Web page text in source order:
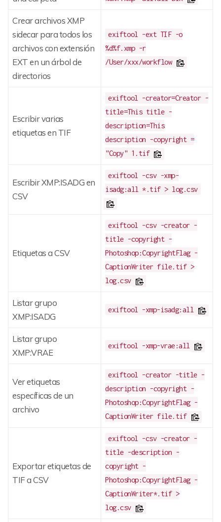
Crear archivos XMP
sidecar para todos los
archivos con extensión
EXT en un árbol de
directorios
exiftool -ext TIF -o
%d%f.xmp -r
/User/xxx/workflow
Escribir varias
etiquetas en TIF
exiftool -creator=Creator -
title=This title -
description=This
description -copyright =
"Copy" 1.tif
Escribir XMP:ISADG en
CSV
exiftool -csv -xmp-
isadg:all *.tif > log.csv
Etiquetas a CSV
exiftool -csv -creator -
title -copyright -
Photoshop:CopyrightFlag -
CaptionWriter file.tif >
log.csv
Listar grupo
XMP:ISADG
exiftool -xmp-isadg:all
Listar grupo
XMP:VRAE
exiftool -xmp-vrae:all
Ver etiquetas
específicas de un
archivo
exiftool -creator -title -
description -copyright -
Photoshop:CopyrightFlag -
CaptionWriter file.tif
Exportar etiquetas de
TIF a CSV
exiftool -csv -creator -
title -description -
copyright -
Photoshop:CopyrightFlag -
CaptionWriter*.tif >
log.csv